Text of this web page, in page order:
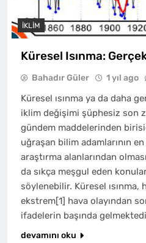
İKLIM
Küresel Isınma:
Bahadır Güler 1 yıl ago
Küresel ısınma ya da daha
iklim değişimi şüphesiz son
gündem maddelerinden
uğraşan bilim adamlarının
araştırma alanlarından
da sıkça meşgul eden
söylenebilir. Küresel ısınma,
ekstrem[1] hava olayından
ifadelerin başında
devamını oku